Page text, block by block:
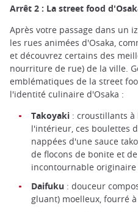
Arrêt 2 : La street food
Après votre passage dans un
les rues animées d'Osaka,
et découvrez certains des
nourriture de rue) de la ville.
emblématiques de la street
l'identité culinaire d'Osaka :
Takoyaki : croustillants
l'intérieur, ces boulettes
nappées d'une sauce
de flocons de bonite et
incontournable originaire
Daifuku : douceur
gluant) moelleux, fourré